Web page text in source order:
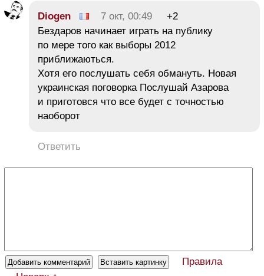
Diogen 7 окт, 00:49
+2
Бездаров начинает играть на публику
по мере того как выборы 2012
приближаються.
Хотя его послушать себя обмануть. Новая
украинская поговорка Послушай Азарова
и приготовся что все будет с точностью
наоборот
Ответить
Правила